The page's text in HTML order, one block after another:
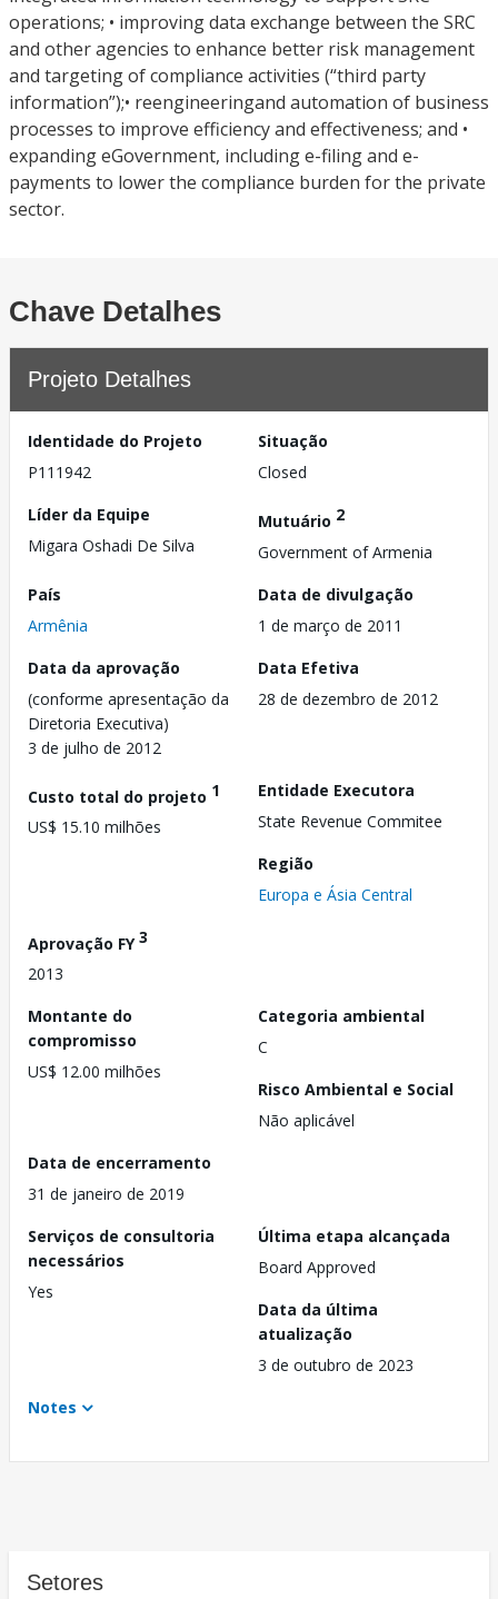
operations; • improving data exchange between the SRC
and other agencies to enhance better risk management
and targeting of compliance activities (“third party
information”);• reengineeringand automation of business
processes to improve efficiency and effectiveness; and •
expanding eGovernment, including e-filing and e-
payments to lower the compliance burden for the private
sector.
Chave Detalhes
Projeto Detalhes
Identidade do Projeto
P111942
Situação
Closed
Líder da Equipe
Migara Oshadi De Silva
Mutuário 2
Government of Armenia
País
Armênia
Data de divulgação
1 de março de 2011
Data da aprovação
(conforme apresentação da
Diretoria Executiva)
3 de julho de 2012
Data Efetiva
28 de dezembro de 2012
Custo total do projeto 1
US$ 15.10 milhões
Entidade Executora
State Revenue Commitee
Região
Europa e Ásia Central
Aprovação FY3
2013
Montante do
compromisso
US$ 12.00 milhões
Categoria ambiental
C
Risco Ambiental e Social
Não aplicável
Data de encerramento
31 de janeiro de 2019
Serviços de consultoria
necessários
Yes
Última etapa alcançada
Board Approved
Data da última
atualização
3 de outubro de 2023
Notes
Setores